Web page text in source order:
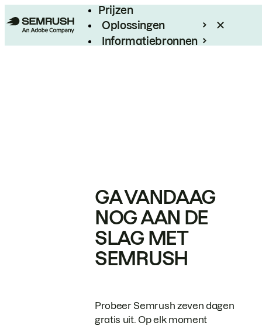
Prijzen
Oplossingen
Informatiebronnen
GA VANDAAG
NOG AAN DE
SLAG MET
SEMRUSH
Probeer Semrush zeven dagen
gratis uit. Op elk moment